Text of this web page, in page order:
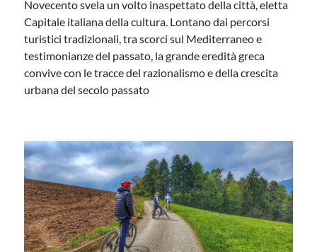
Novecento svela un volto inaspettato della città, eletta
Capitale italiana della cultura. Lontano dai percorsi
turistici tradizionali, tra scorci sul Mediterraneo e
testimonianze del passato, la grande eredità greca
convive con le tracce del razionalismo e della crescita
urbana del secolo passato